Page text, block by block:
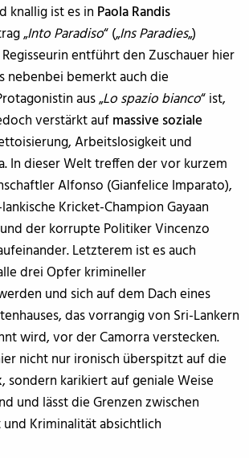
knallig ist es in Paola Randis
„Into Paradiso“ („Ins Paradies„)
entführt den Zuschauer hier
nebenbei bemerkt auch die
aus „Lo spazio bianco“ ist,
verstärkt aufmassive soziale
Arbeitslosigkeit und
In dieser Welt treffen der vor kurzem
Alfonso (Gianfelice Imparato),
Kricket-Champion Gayaan
der korrupte Politiker Vincenzo
Letzterem ist es auch
drei Opfer krimineller
und sich auf dem Dach eines
das vorrangig von Sri-Lankern
wird, vor der Camorra verstecken.
nicht nur ironisch überspitzt auf die
, sondern karikiert auf geniale Weise
und lässt die Grenzen zwischen
Kriminalität absichtlich